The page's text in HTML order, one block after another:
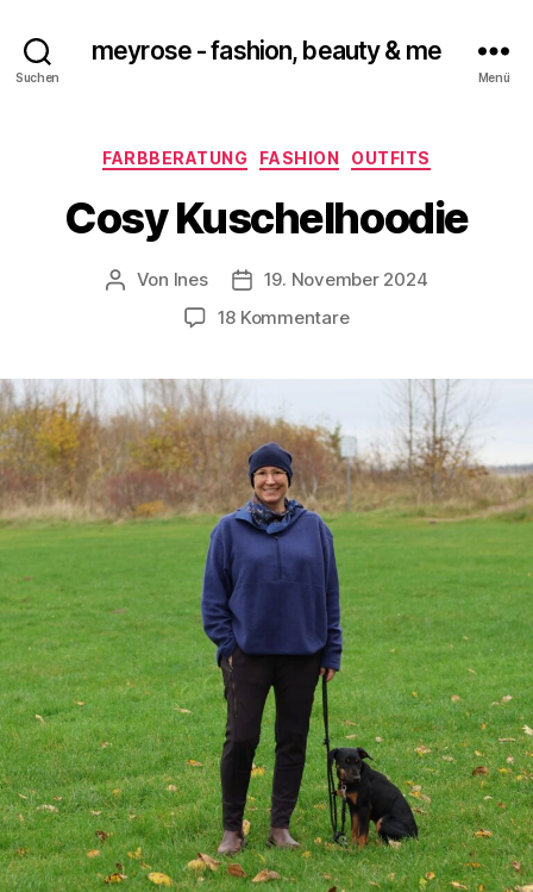
Suchen
meyrose - fashion, beauty & me
Menü
Kategorien
FARBBERATUNG FASHION OUTFITS
Cosy Kuschelhoodie
Beitragsautor
Von Ines Veröffentlichungsdatum
19. November 2024
18 Kommentarezu